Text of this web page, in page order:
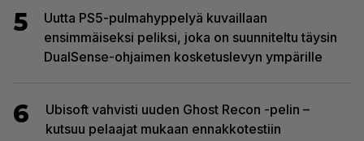
5
Uutta PS5-pulmahyppelyä kuvaillaan
ensimmäiseksi peliksi, joka on suunniteltu täysin
DualSense-ohjaimen kosketuslevyn ympärille
6
Ubisoft vahvisti uuden Ghost Recon -pelin –
kutsuu pelaajat mukaan ennakkotestiin